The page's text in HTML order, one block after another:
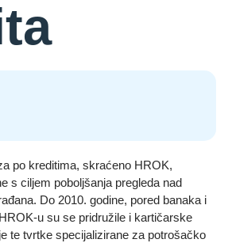
po kreditima, skraćeno HROK,
s ciljem poboljšanja pregleda nad
Do 2010. godine, pored banaka i
u su se pridružile i kartičarske
te tvrtke specijalizirane za potrošačko